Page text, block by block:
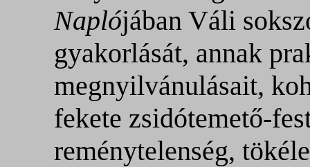
Naplójában Váli
gyakorlását, annak
megnyilvánulásait,
fekete zsidótemető-
reménytelenség,